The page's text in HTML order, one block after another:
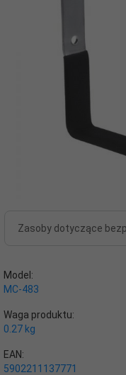
Zasoby dotyczące
Model:
MC-483
Waga produktu:
0.27 kg
EAN:
5902211137771